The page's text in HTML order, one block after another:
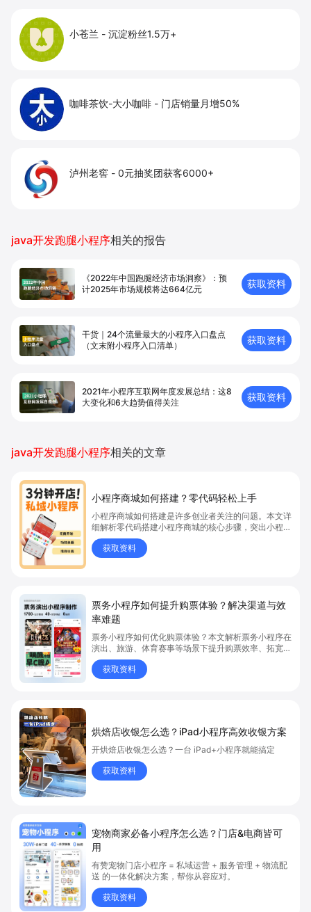
小苍兰 - 沉淀粉丝1.5万+
咖啡茶饮-大小咖啡 - 门店销量月增50%
泸州老窖 - 0元抽奖团获客6000+
java开发跑腿小程序相关的报告
《2022年中国跑腿经济市场洞察》：预
计2025年市场规模将达664亿元
获取资料
干货｜24个流量最大的小程序入口盘点
（文末附小程序入口清单）
获取资料
2021年小程序互联网年度发展总结：这8
大变化和6大趋势值得关注
获取资料
java开发跑腿小程序相关的文章
小程序商城如何搭建？零代码轻松上手
小程序商城如何搭建是许多创业者关注的问题。本文详
细解析零代码搭建小程序商城的核心步骤，突出小程序
商城、商城搭建与零代码开店优势，帮助你轻松实现商
品上架、全渠道销售及高效会员运营，快速开启线上卖
货新模式。点击获取详细操作指南！
获取资料
票务小程序如何提升购票体验？解决渠道与效
率难题
票务小程序如何优化购票体验？本文解析票务小程序在
演出、旅游、体育赛事等场景下提升购票效率、拓宽销
售渠道、实现会员精准营销的具体方式。关键词包括
“票务小程序”、“购票体验”、“购票效率”。
获取资料
烘焙店收银怎么选？iPad小程序高效收银方案
开烘焙店收银怎么选？一台 iPad+小程序就能搞定
获取资料
宠物商家必备小程序怎么选？门店&电商皆可
用
有赞宠物门店小程序 = 私域运营 + 服务管理 + 物流配
送 的一体化解决方案，帮你从容应对。
获取资料